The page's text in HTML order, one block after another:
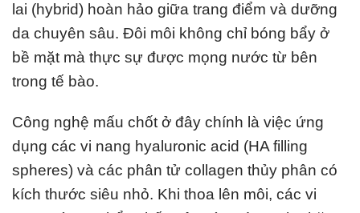
lai (hybrid) hoàn hảo giữa trang điểm và dưỡng
da chuyên sâu. Đôi môi không chỉ bóng bẩy ở
bề mặt mà thực sự được mọng nước từ bên
trong tế bào.
Công nghệ mấu chốt ở đây chính là việc ứng
dụng các vi nang hyaluronic acid (HA filling
spheres) và các phân tử collagen thủy phân có
kích thước siêu nhỏ. Khi thoa lên môi, các vi